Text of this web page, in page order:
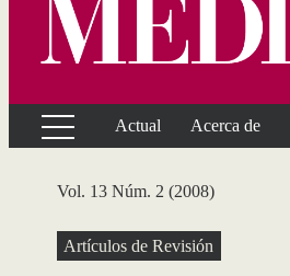
Actual Acerca de
Vol. 13 Núm. 2 (2008)
Artículos de Revisión